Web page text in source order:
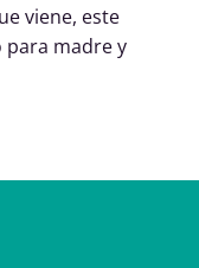
viene, este
madre y